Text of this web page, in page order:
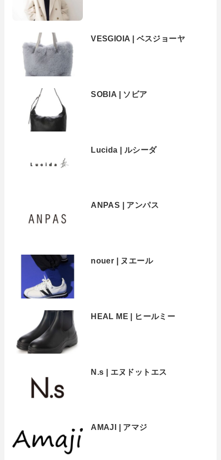
VESGIOIA | ベスジョーヤ
SOBIA | ソビア
Lucida | ルシーダ
ANPAS | アンパス
nouer | ヌエール
HEAL ME | ヒールミー
N.s | エヌドットエス
AMAJI | アマジ